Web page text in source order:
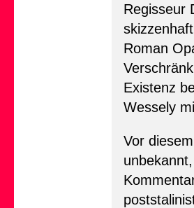
Regisseur
Roman
Existenz
Wessely
Vor